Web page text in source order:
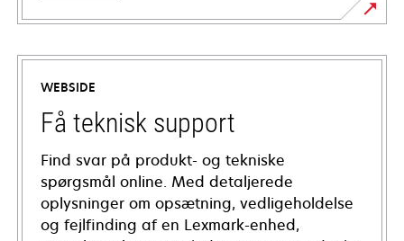
WEBSIDE
Få teknisk support
Find svar på produkt- og tekniske
spørgsmål online. Med detaljerede
oplysninger om opsætning, vedligeholdelse
og fejlfinding af en Lexmark-enhed,